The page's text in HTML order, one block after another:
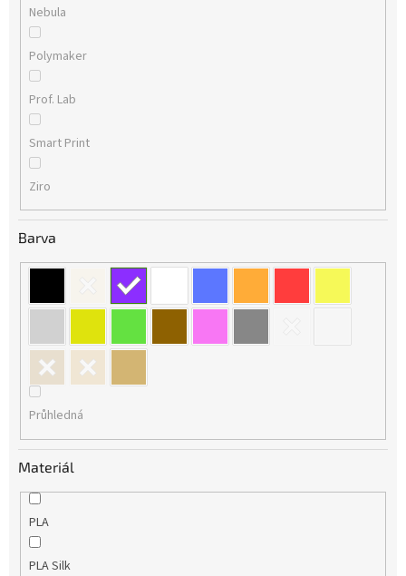
Nebula
Polymaker
Prof. Lab
Smart Print
Ziro
Barva
Průhledná
Materiál
PLA
PLA Silk